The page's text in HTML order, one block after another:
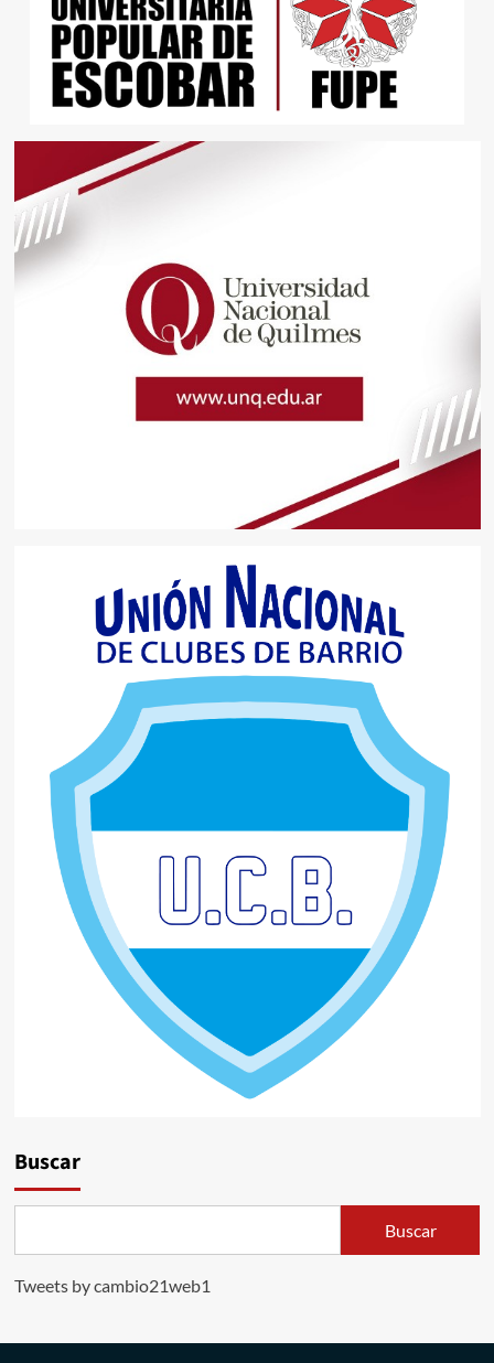
Buscar
Buscar
Tweets by cambio21web1